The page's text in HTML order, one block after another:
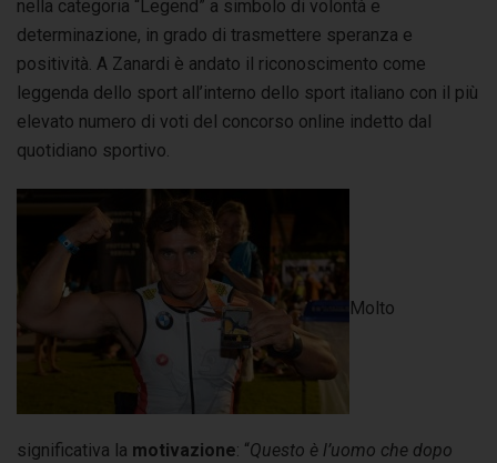
nella categoria “Legend” a simbolo di volontà e
determinazione, in grado di trasmettere speranza e
positività. A Zanardi è andato il riconoscimento come
leggenda dello sport all’interno dello sport italiano con il più
elevato numero di voti del concorso online indetto dal
quotidiano sportivo.
Molto
significativa la motivazione: “Questo è l’uomo che dopo